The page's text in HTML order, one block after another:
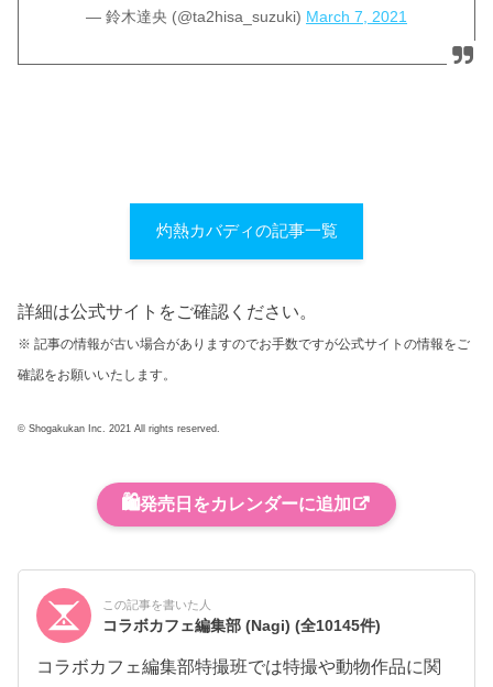
— 鈴木達央 (@ta2hisa_suzuki) March 7, 2021
灼熱カバディの記事一覧
詳細は公式サイトをご確認ください。
※ 記事の情報が古い場合がありますのでお手数ですが公式サイトの情報をご
確認をお願いいたします。
© Shogakukan Inc. 2021 All rights reserved.
🛍️発売日をカレンダーに追加
この記事を書いた人
コラボカフェ編集部 (Nagi)(全10145件)
コラボカフェ編集部特撮班では特撮や動物作品に関